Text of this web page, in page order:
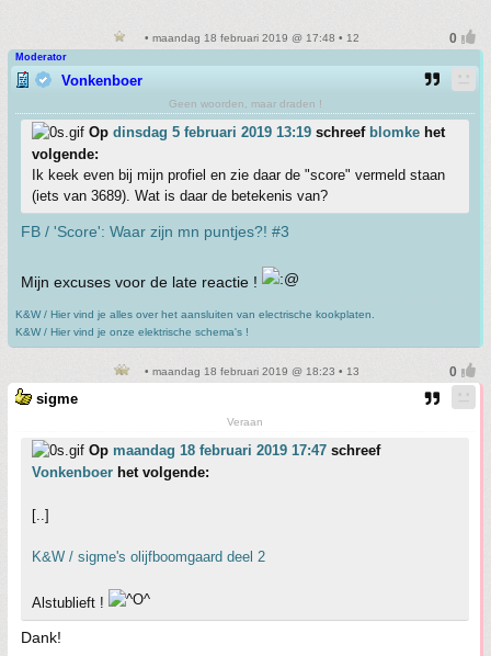
• maandag 18 februari 2019 @ 17:48 • 12
Moderator
Vonkenboer
Geen woorden, maar draden !
Op dinsdag 5 februari 2019 13:19 schreef blomke het
volgende:
Ik keek even bij mijn profiel en zie daar de "score" vermeld staan
(iets van 3689). Wat is daar de betekenis van?
FB / 'Score': Waar zijn mn puntjes?! #3
Mijn excuses voor de late reactie !
K&W / Hier vind je alles over het aansluiten van electrische kookplaten.
K&W / Hier vind je onze elektrische schema's !
• maandag 18 februari 2019 @ 18:23 • 13
sigme
Veraan
Op maandag 18 februari 2019 17:47 schreef
Vonkenboer het volgende:
[..]
K&W / sigme's olijfboomgaard deel 2
Alstublieft !
Dank!